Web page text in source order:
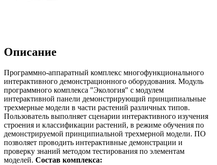
Описание
Программно-аппаратный комплекс многофункционального
интерактивного демонстрационного оборудования. Модуль
программного комплекса "Экология" с модулем
интерактивной панели демонстрирующий принципиальные
трехмерные модели в части растений различных типов.
Пользователь выполняет сценарии интерактивного изучения
строения и классификации растений, в режиме обучения по
демонстрируемой принципиальной трехмерной модели. ПО
позволяет проводить интерактивные демонстрации и
проверку знаний методом тестирования по элементам
моделей. Состав комплекса: